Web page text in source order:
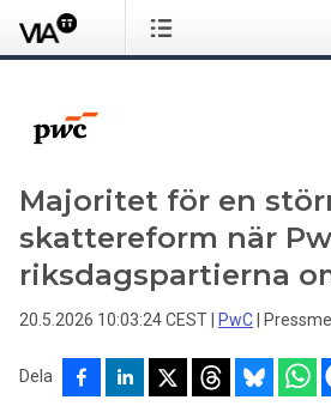
Majoritet för en
skattereform när
riksdagspartierna
20.5.2026 10:03:24 CEST PwC
Dela